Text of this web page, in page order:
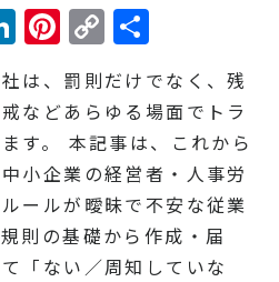
LinkedIn
Pinterest
Copy
Link
有
は、罰則だけでなく、残
などあらゆる場面でトラ
す。 本記事は、これから
小企業の経営者・人事労
ールが曖昧で不安な従業
則の基礎から作成・届
「ない／周知していな